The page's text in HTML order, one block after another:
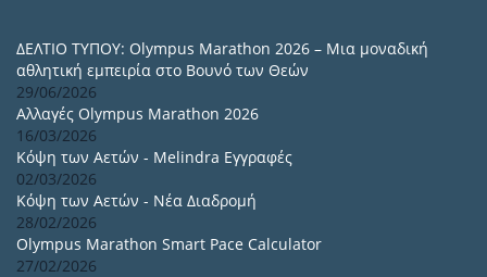
ΔΕΛΤΙΟ ΤΥΠΟΥ: Olympus Marathon 2026 – Μια μοναδική
αθλητική εμπειρία στο Βουνό των Θεών
29/06/2026
Αλλαγές Olympus Marathon 2026
16/03/2026
Κόψη των Αετών - Melindra Εγγραφές
02/03/2026
Κόψη των Αετών - Νέα Διαδρομή
28/02/2026
Olympus Marathon Smart Pace Calculator
27/02/2026